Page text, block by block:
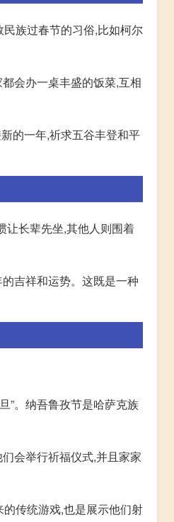
族过春节的习俗,比如柯尔
会办一桌丰盛的饭菜,互相
的一年,祈求五谷丰登和平
让长辈先坐,其他人则围着
吉祥和运势。这既是一种
”。纳吾鲁孜节是哈萨克族
会举行祈福仪式,并且家家
传统游戏,也是展示他们射